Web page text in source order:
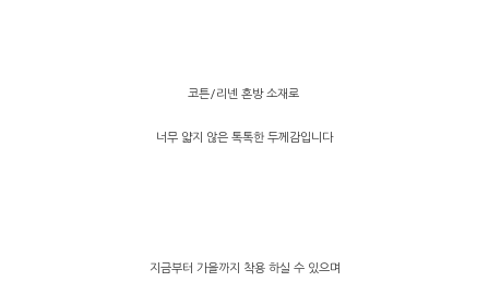
코튼/리넨 혼방 소재로
너무 얇지 않은 톡톡한 두께감입니다
지금부터 가을까지 착용 하실 수 있으며